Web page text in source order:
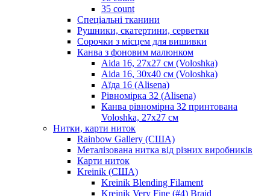
35 count
Спеціальні тканини
Рушники, скатертини, серветки
Сорочки з місцем для вишивки
Канва з фоновим малюнком
Aida 16, 27х27 см (Voloshka)
Aida 16, 30х40 см (Voloshka)
Аїда 16 (Alisena)
Рівномірка 32 (Alisena)
Канва рівномірна 32 принтована
Voloshka, 27х27 см
Нитки, карти ниток
Rainbow Gallery (США)
Металізована нитка від різних виробників
Карти ниток
Kreinik (США)
Kreinik Blending Filament
Kreinik Very Fine (#4) Braid